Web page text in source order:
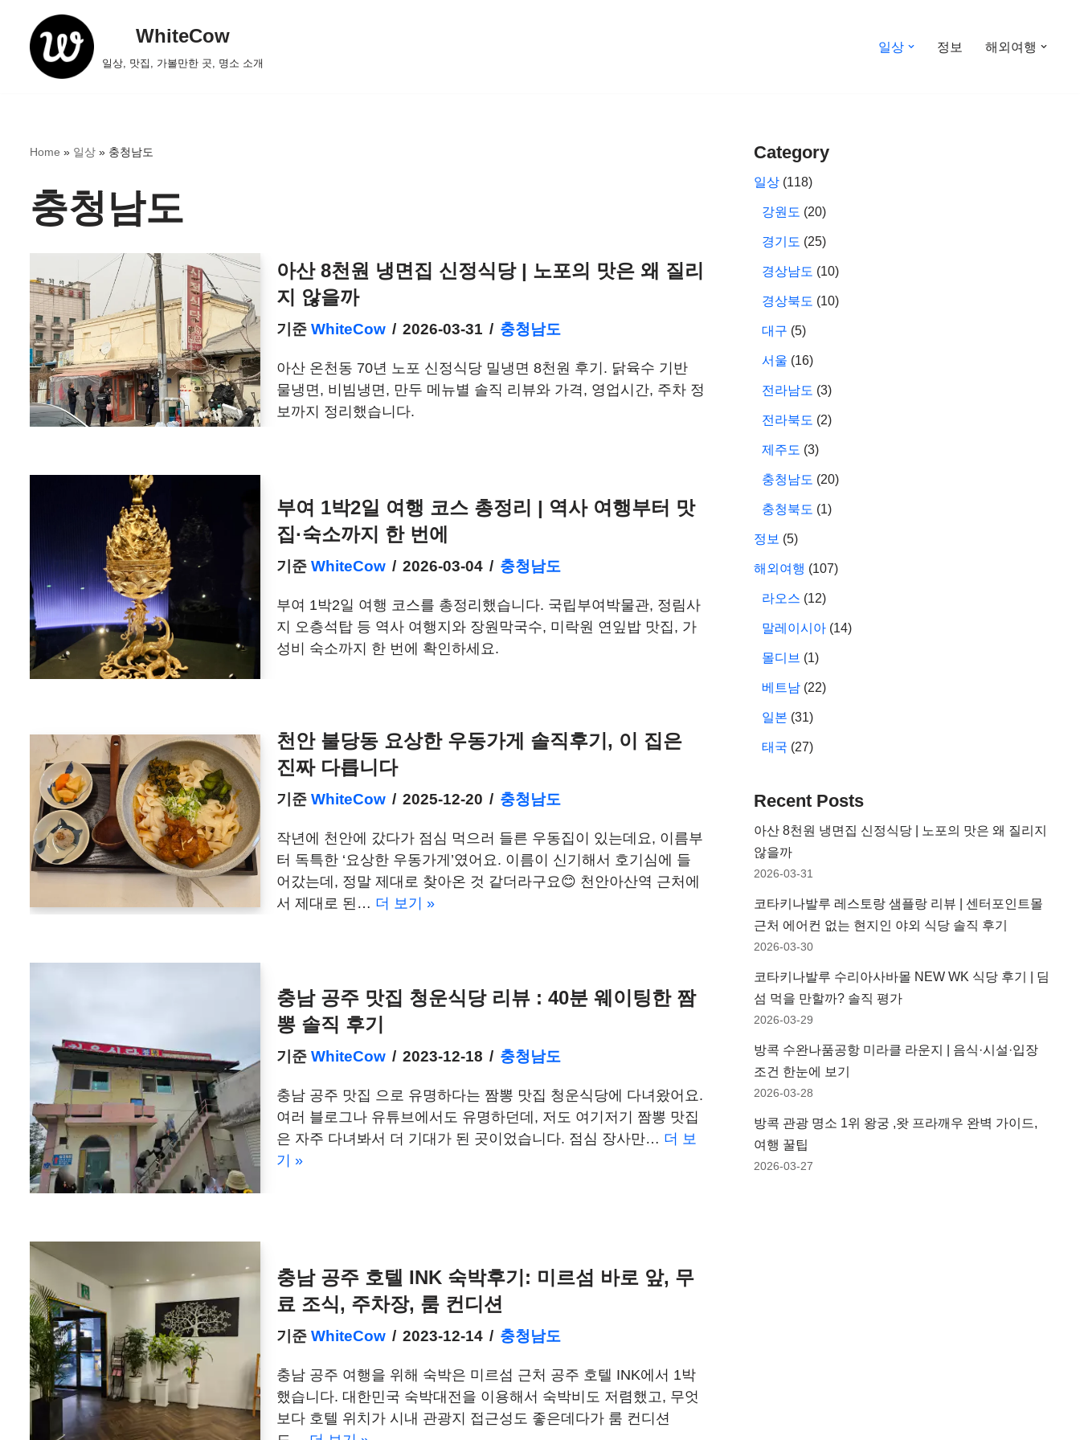
WhiteCow
일상, 맛집, 가볼만한 곳, 명소 소개
일상 정보 해외여행
Home » 일상 » 충청남도
충청남도
아산 8천원 냉면집 신정식당 | 노포의 맛은 왜 질리
지 않을까
기준WhiteCow 2026-03-31 충청남도
아산 온천동 70년 노포 신정식당 밀냉면 8천원 후기. 닭육수 기반
물냉면, 비빔냉면, 만두 메뉴별 솔직 리뷰와 가격, 영업시간, 주차 정
보까지 정리했습니다.
부여 1박2일 여행 코스 총정리 | 역사 여행부터 맛
집·숙소까지 한 번에
기준WhiteCow 2026-03-04 충청남도
부여 1박2일 여행 코스를 총정리했습니다. 국립부여박물관, 정림사
지 오층석탑 등 역사 여행지와 장원막국수, 미락원 연잎밥 맛집, 가
성비 숙소까지 한 번에 확인하세요.
천안 불당동 요상한 우동가게 솔직후기, 이 집은
진짜 다릅니다
기준WhiteCow 2025-12-20 충청남도
작년에 천안에 갔다가 점심 먹으러 들른 우동집이 있는데요, 이름부
터 독특한 ‘요상한 우동가게’였어요. 이름이 신기해서 호기심에 들
어갔는데, 정말 제대로 찾아온 것 같더라구요😊 천안아산역 근처에
서 제대로 된… 더 보기 »
충남 공주 맛집 청운식당 리뷰 : 40분 웨이팅한 짬
뽕 솔직 후기
기준WhiteCow 2023-12-18 충청남도
충남 공주 맛집 으로 유명하다는 짬뽕 맛집 청운식당에 다녀왔어요.
여러 블로그나 유튜브에서도 유명하던데, 저도 여기저기 짬뽕 맛집
은 자주 다녀봐서 더 기대가 된 곳이었습니다. 점심 장사만… 더 보
기 »
충남 공주 호텔 INK 숙박후기: 미르섬 바로 앞, 무
료 조식, 주차장, 룸 컨디션
기준WhiteCow 2023-12-14 충청남도
충남 공주 여행을 위해 숙박은 미르섬 근처 공주 호텔 INK에서 1박
했습니다. 대한민국 숙박대전을 이용해서 숙박비도 저렴했고, 무엇
보다 호텔 위치가 시내 관광지 접근성도 좋은데다가 룸 컨디션
Category
일상 (118)
강원도 (20)
경기도 (25)
경상남도 (10)
경상북도 (10)
대구 (5)
서울 (16)
전라남도 (3)
전라북도 (2)
제주도 (3)
충청남도 (20)
충청북도 (1)
정보 (5)
해외여행 (107)
라오스 (12)
말레이시아 (14)
몰디브 (1)
베트남 (22)
일본 (31)
태국 (27)
Recent Posts
아산 8천원 냉면집 신정식당 | 노포의 맛은 왜 질리지
않을까
2026-03-31
코타키나발루 레스토랑 샘플랑 리뷰 | 센터포인트몰
근처 에어컨 없는 현지인 야외 식당 솔직 후기
2026-03-30
코타키나발루 수리아사바몰 NEW WK 식당 후기 | 딤
섬 먹을 만할까? 솔직 평가
2026-03-29
방콕 수완나품공항 미라클 라운지 | 음식·시설·입장
조건 한눈에 보기
2026-03-28
방콕 관광 명소 1위 왕궁 ,왓 프라깨우 완벽 가이드,
여행 꿀팁
2026-03-27